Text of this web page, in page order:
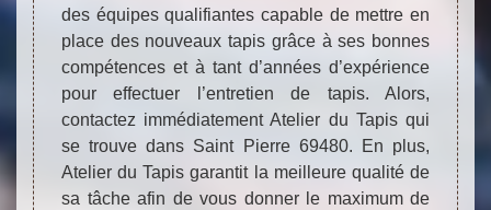
des équipes qualifiantes capable de mettre en
place des nouveaux tapis grâce à ses bonnes
compétences et à tant d’années d’expérience
pour effectuer l’entretien de tapis. Alors,
contactez immédiatement Atelier du Tapis qui
se trouve dans Saint Pierre 69480. En plus,
Atelier du Tapis garantit la meilleure qualité de
sa tâche afin de vous donner le maximum de